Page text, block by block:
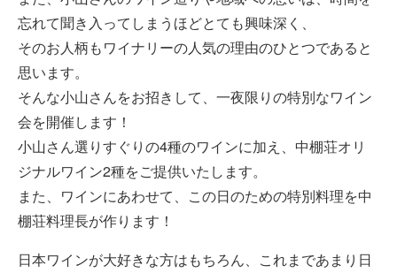
忘れて聞き入ってしまうほどとても興味深く、
そのお人柄もワイナリーの人気の理由のひとつであると
思います。
そんな小山さんをお招きして、一夜限りの特別なワイン
会を開催します！
小山さん選りすぐりの4種のワインに加え、中棚荘オリ
ジナルワイン2種をご提供いたします。
また、ワインにあわせて、この日のための特別料理を中
棚荘料理長が作ります！
日本ワインが大好きな方はもちろん、これまであまり日